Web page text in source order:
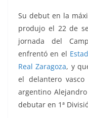
Su debut en la
produjo el 22 de
jornada del
enfrentó en el
Real Zaragoza, y
el delantero
argentino
debutar en 1ª